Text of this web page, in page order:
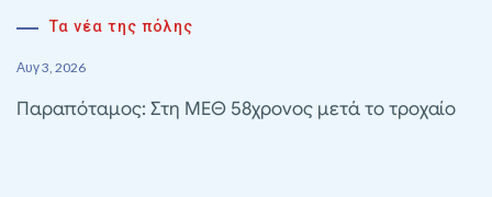
Τα νέα της πόλης
Αυγ 3, 2026
Παραπόταμος: Στη ΜΕΘ 58χρονος μετά το τροχαίο